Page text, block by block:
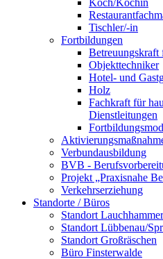
Koch/Köchin
Tischler/-in
Fortbildungen
Betreuungskraft
Objekttechniker
Hotel- und
Holz
Fachkraft für
Dienstleitungen
Verbundausbildung
BVB -
Projekt „Praxisnahe
Verkehrserziehung
Standorte / Büros
Standort Lauchhammer
Standort Lübbenau/
Standort Großräschen
Büro Finsterwalde